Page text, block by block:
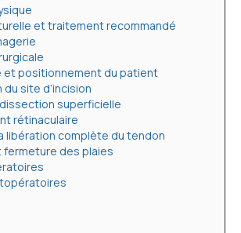
et traitement recommandé
et positionnement du patient
site d’incision
superficielle
rétinaculaire
libération complète du tendon
fermeture des plaies